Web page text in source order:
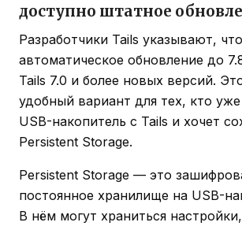
доступно штатное
Разработчики Tails указывают, что
автоматическое обновление до
Tails 7.0 и более новых версий.
удобный вариант для тех, кто уже
USB-накопитель с Tails и хочет
Persistent Storage.
Persistent Storage — это
постоянное хранилище на USB-
В нём могут храниться